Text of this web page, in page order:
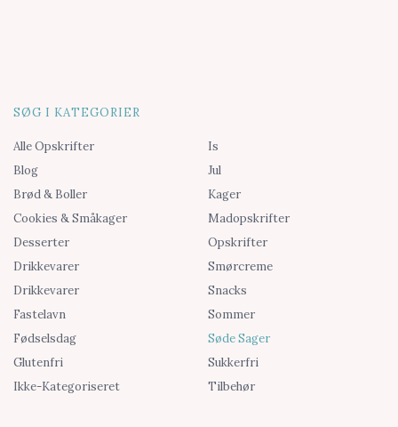
SØG I KATEGORIER
Alle Opskrifter
Blog
Brød & Boller
Cookies & Småkager
Desserter
Drikkevarer
Drikkevarer
Fastelavn
Fødselsdag
Glutenfri
Ikke-Kategoriseret
Is
Jul
Kager
Madopskrifter
Opskrifter
Smørcreme
Snacks
Sommer
Søde Sager
Sukkerfri
Tilbehør